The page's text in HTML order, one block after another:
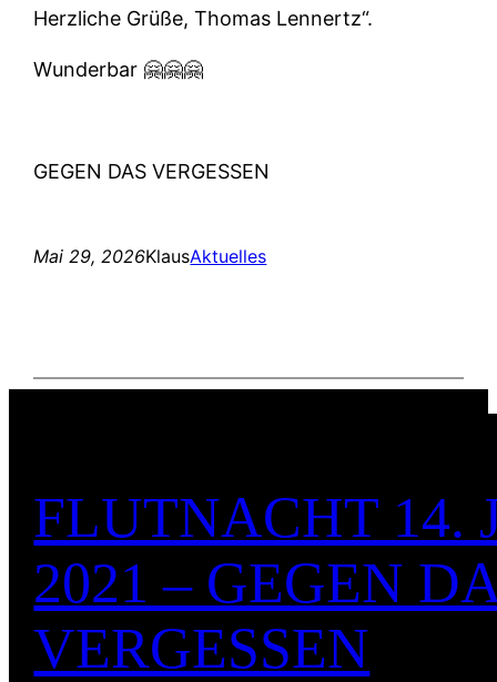
Herzliche Grüße, Thomas Lennertz“.
Wunderbar 🤗🤗🤗
GEGEN DAS VERGESSEN
Mai 29, 2026KlausAktuelles
FLUTNACHT 14.
2021 – GEGEN
VERGESSEN